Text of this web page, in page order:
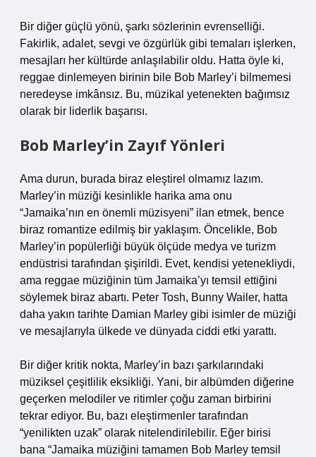
Bir diğer güçlü yönü, şarkı sözlerinin evrenselliği.
Fakirlik, adalet, sevgi ve özgürlük gibi temaları işlerken,
mesajları her kültürde anlaşılabilir oldu. Hatta öyle ki,
reggae dinlemeyen birinin bile Bob Marley’i bilmemesi
neredeyse imkânsız. Bu, müzikal yetenekten bağımsız
olarak bir liderlik başarısı.
Bob Marley’in Zayıf Yönleri
Ama durun, burada biraz eleştirel olmamız lazım.
Marley’in müziği kesinlikle harika ama onu
“Jamaika’nın en önemli müzisyeni” ilan etmek, bence
biraz romantize edilmiş bir yaklaşım. Öncelikle, Bob
Marley’in popülerliği büyük ölçüde medya ve turizm
endüstrisi tarafından şişirildi. Evet, kendisi yetenekliydi,
ama reggae müziğinin tüm Jamaika’yı temsil ettiğini
söylemek biraz abartı. Peter Tosh, Bunny Wailer, hatta
daha yakın tarihte Damian Marley gibi isimler de müziği
ve mesajlarıyla ülkede ve dünyada ciddi etki yarattı.
Bir diğer kritik nokta, Marley’in bazı şarkılarındaki
müziksel çeşitlilik eksikliği. Yani, bir albümden diğerine
geçerken melodiler ve ritimler çoğu zaman birbirini
tekrar ediyor. Bu, bazı eleştirmenler tarafından
“yenilikten uzak” olarak nitelendirilebilir. Eğer birisi
bana “Jamaika müziğini tamamen Bob Marley temsil